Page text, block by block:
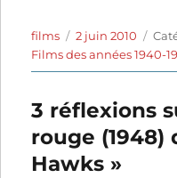
Auteur
films
Publié
le
2 juin 2010
Films des années 1940-
3 réflexions
rouge (1948)
Hawks »